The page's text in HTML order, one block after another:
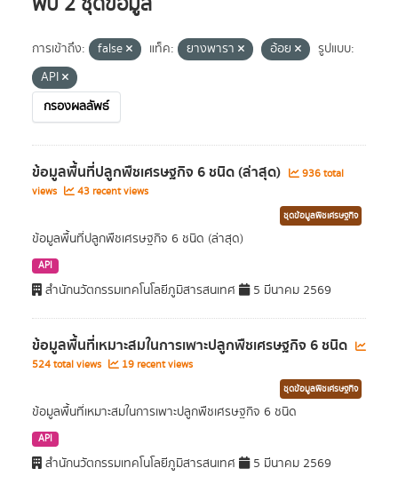
การเข้าถึง: false แท็ค: ยางพารา อ้อย
รูปแบบ:
API
กรองผลลัพธ์
ข้อมูลพื้นที่ปลูกพืชเศรษฐกิจ 6 ชนิด (ล่าสุด)
936 total
views
43 recent views
ชุดข้อมูลพืชเศรษฐกิจ
ข้อมูลพื้นที่ปลูกพืชเศรษฐกิจ 6 ชนิด (ล่าสุด)
API
สำนักนวัตกรรมเทคโนโลยีภูมิสารสนเทศ 5 มีนาคม 2569
ข้อมูลพื้นที่เหมาะสมในการเพาะปลูกพืชเศรษฐกิจ 6 ชนิด
524 total views 19 recent views
ชุดข้อมูลพืชเศรษฐกิจ
ข้อมูลพื้นที่เหมาะสมในการเพาะปลูกพืชเศรษฐกิจ 6 ชนิด
API
สำนักนวัตกรรมเทคโนโลยีภูมิสารสนเทศ 5 มีนาคม 2569